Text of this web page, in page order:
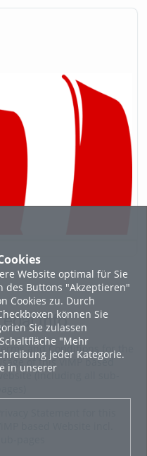
Website optimal für Sie
des Buttons "Akzeptieren"
Cookies zu. Durch
können Sie
Sie zulassen
"Mehr
jeder Kategorie.
in unserer
Info
and Conditions for the
of this ViMP based
(including all sub-